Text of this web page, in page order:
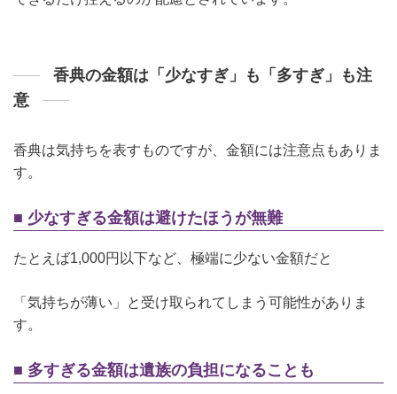
香典の金額は「少なすぎ」も「多すぎ」も注
意
香典は気持ちを表すものですが、金額には注意点もありま
す。
■ 少なすぎる金額は避けたほうが無難
たとえば1,000円以下など、極端に少ない金額だと
「気持ちが薄い」と受け取られてしまう可能性がありま
す。
■ 多すぎる金額は遺族の負担になることも